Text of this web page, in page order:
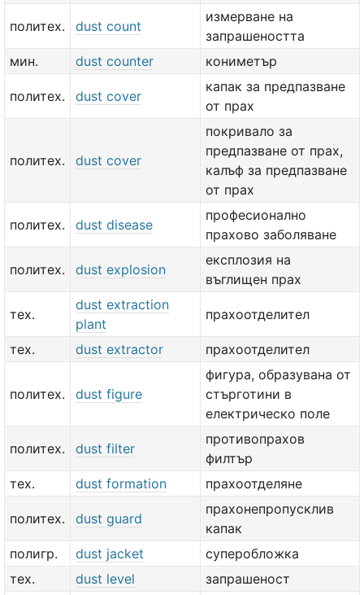
политех. dust count
измерване на
запрашеността
мин.
dust counter кониметър
политех. dust cover
капак за предпазване
от прах
политех. dust cover
покривало за
предпазване от прах,
калъф за предпазване
от прах
политех. dust disease
професионално
прахово заболяване
политех. dust explosion
експлозия на
въглищен прах
тех.
dust extraction
plant
прахоотделител
тех. dust extractor прахоотделител
политех. dust figure
фигура, образувана от
стърготини в
електрическо поле
политех. dust filter
противопрахов
филтър
тех.
dust formation прахоотделяне
политех. dust guard
прахонепропусклив
капак
полигр.
dust jacket
суперобложка
тех.
dust level
запрашеност